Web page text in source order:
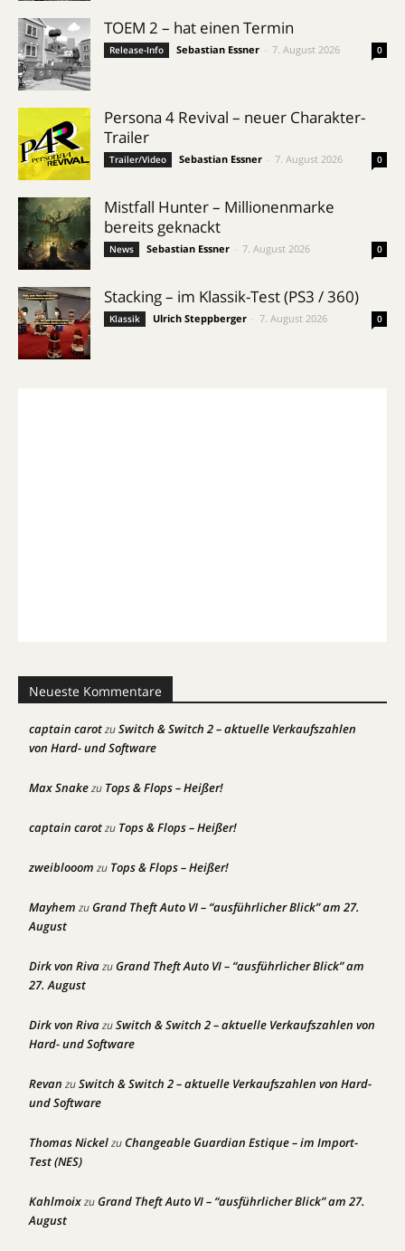
TOEM 2 – hat einen Termin
Release-Info Sebastian Essner 7. August 2026 0
Persona 4 Revival – neuer Charakter-
Trailer
Trailer/Video Sebastian Essner 7. August 2026 0
Mistfall Hunter – Millionenmarke
bereits geknackt
News Sebastian Essner 7. August 2026 0
Stacking – im Klassik-Test (PS3 / 360)
Klassik Ulrich Steppberger 7. August 2026 0
Neueste Kommentare
captain carotzuSwitch & Switch 2 – aktuelle Verkaufszahlen
von Hard- und Software
Max Snakezu Tops & Flops – Heißer!
captain carotzu Tops & Flops – Heißer!
zweiblooom zu Tops & Flops – Heißer!
Mayhem zuGrand Theft Auto VI – “ausführlicher Blick” am 27.
August
Dirk von RivazuGrand Theft Auto VI – “ausführlicher Blick” am
27. August
Dirk von RivazuSwitch & Switch 2 – aktuelle Verkaufszahlen von
Hard- und Software
Revan zuSwitch & Switch 2 – aktuelle Verkaufszahlen von Hard-
und Software
Thomas NickelzuChangeable Guardian Estique – im Import-
Test (NES)
KahlmoixzuGrand Theft Auto VI – “ausführlicher Blick” am 27.
August